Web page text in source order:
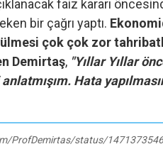
damga vurdu… Son
Hür Ağbaba
faiz kararı
bir çağrı yaptı.
çok çok zor
Demirtaş, "Yıllar Yıllar
Hata
ProfDemirtas/status/